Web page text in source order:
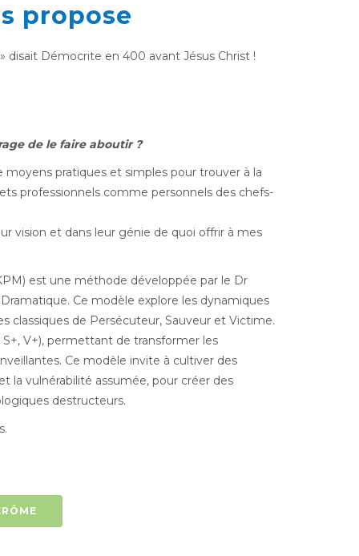
propose
disait Démocrite en 400 avant Jésus Christ !
de le faire aboutir ?
pratiques et simples pour trouver à la
professionnels comme personnels des chefs-
vision et dans leur génie de quoi offrir à mes
est une méthode développée par le Dr
Ce modèle explore les dynamiques
classiques de Persécuteur, Sauveur et Victime.
V+), permettant de transformer les
Ce modèle invite à cultiver des
la vulnérabilité assumée, pour créer des
destructeurs.